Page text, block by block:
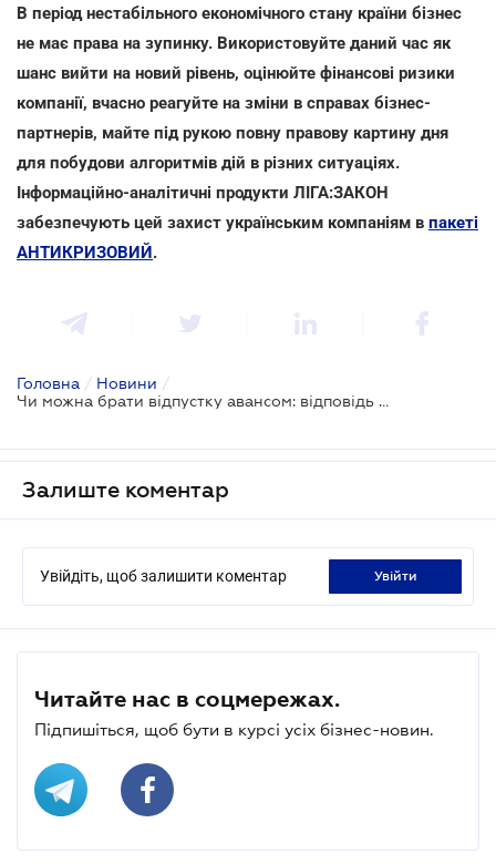
В період нестабільного економічного стану країни бізнес
не має права на зупинку. Використовуйте даний час як
шанс вийти на новий рівень, оцінюйте фінансові ризики
компанії, вчасно реагуйте на зміни в справах бізнес-
партнерів, майте під рукою повну правову картину дня
для побудови алгоритмів дій в різних ситуаціях.
Інформаційно-аналітичні продукти ЛІГА:ЗАКОН
забезпечують цей захист українським компаніям в пакеті
АНТИКРИЗОВИЙ.
Головна / Новини /
Чи можна брати відпустку авансом: відповідь Держпраці
Залиште коментар
Увійдіть, щоб залишити коментар увійти
Читайте нас в соцмережах.
Підпишіться, щоб бути в курсі усіх бізнес-новин.